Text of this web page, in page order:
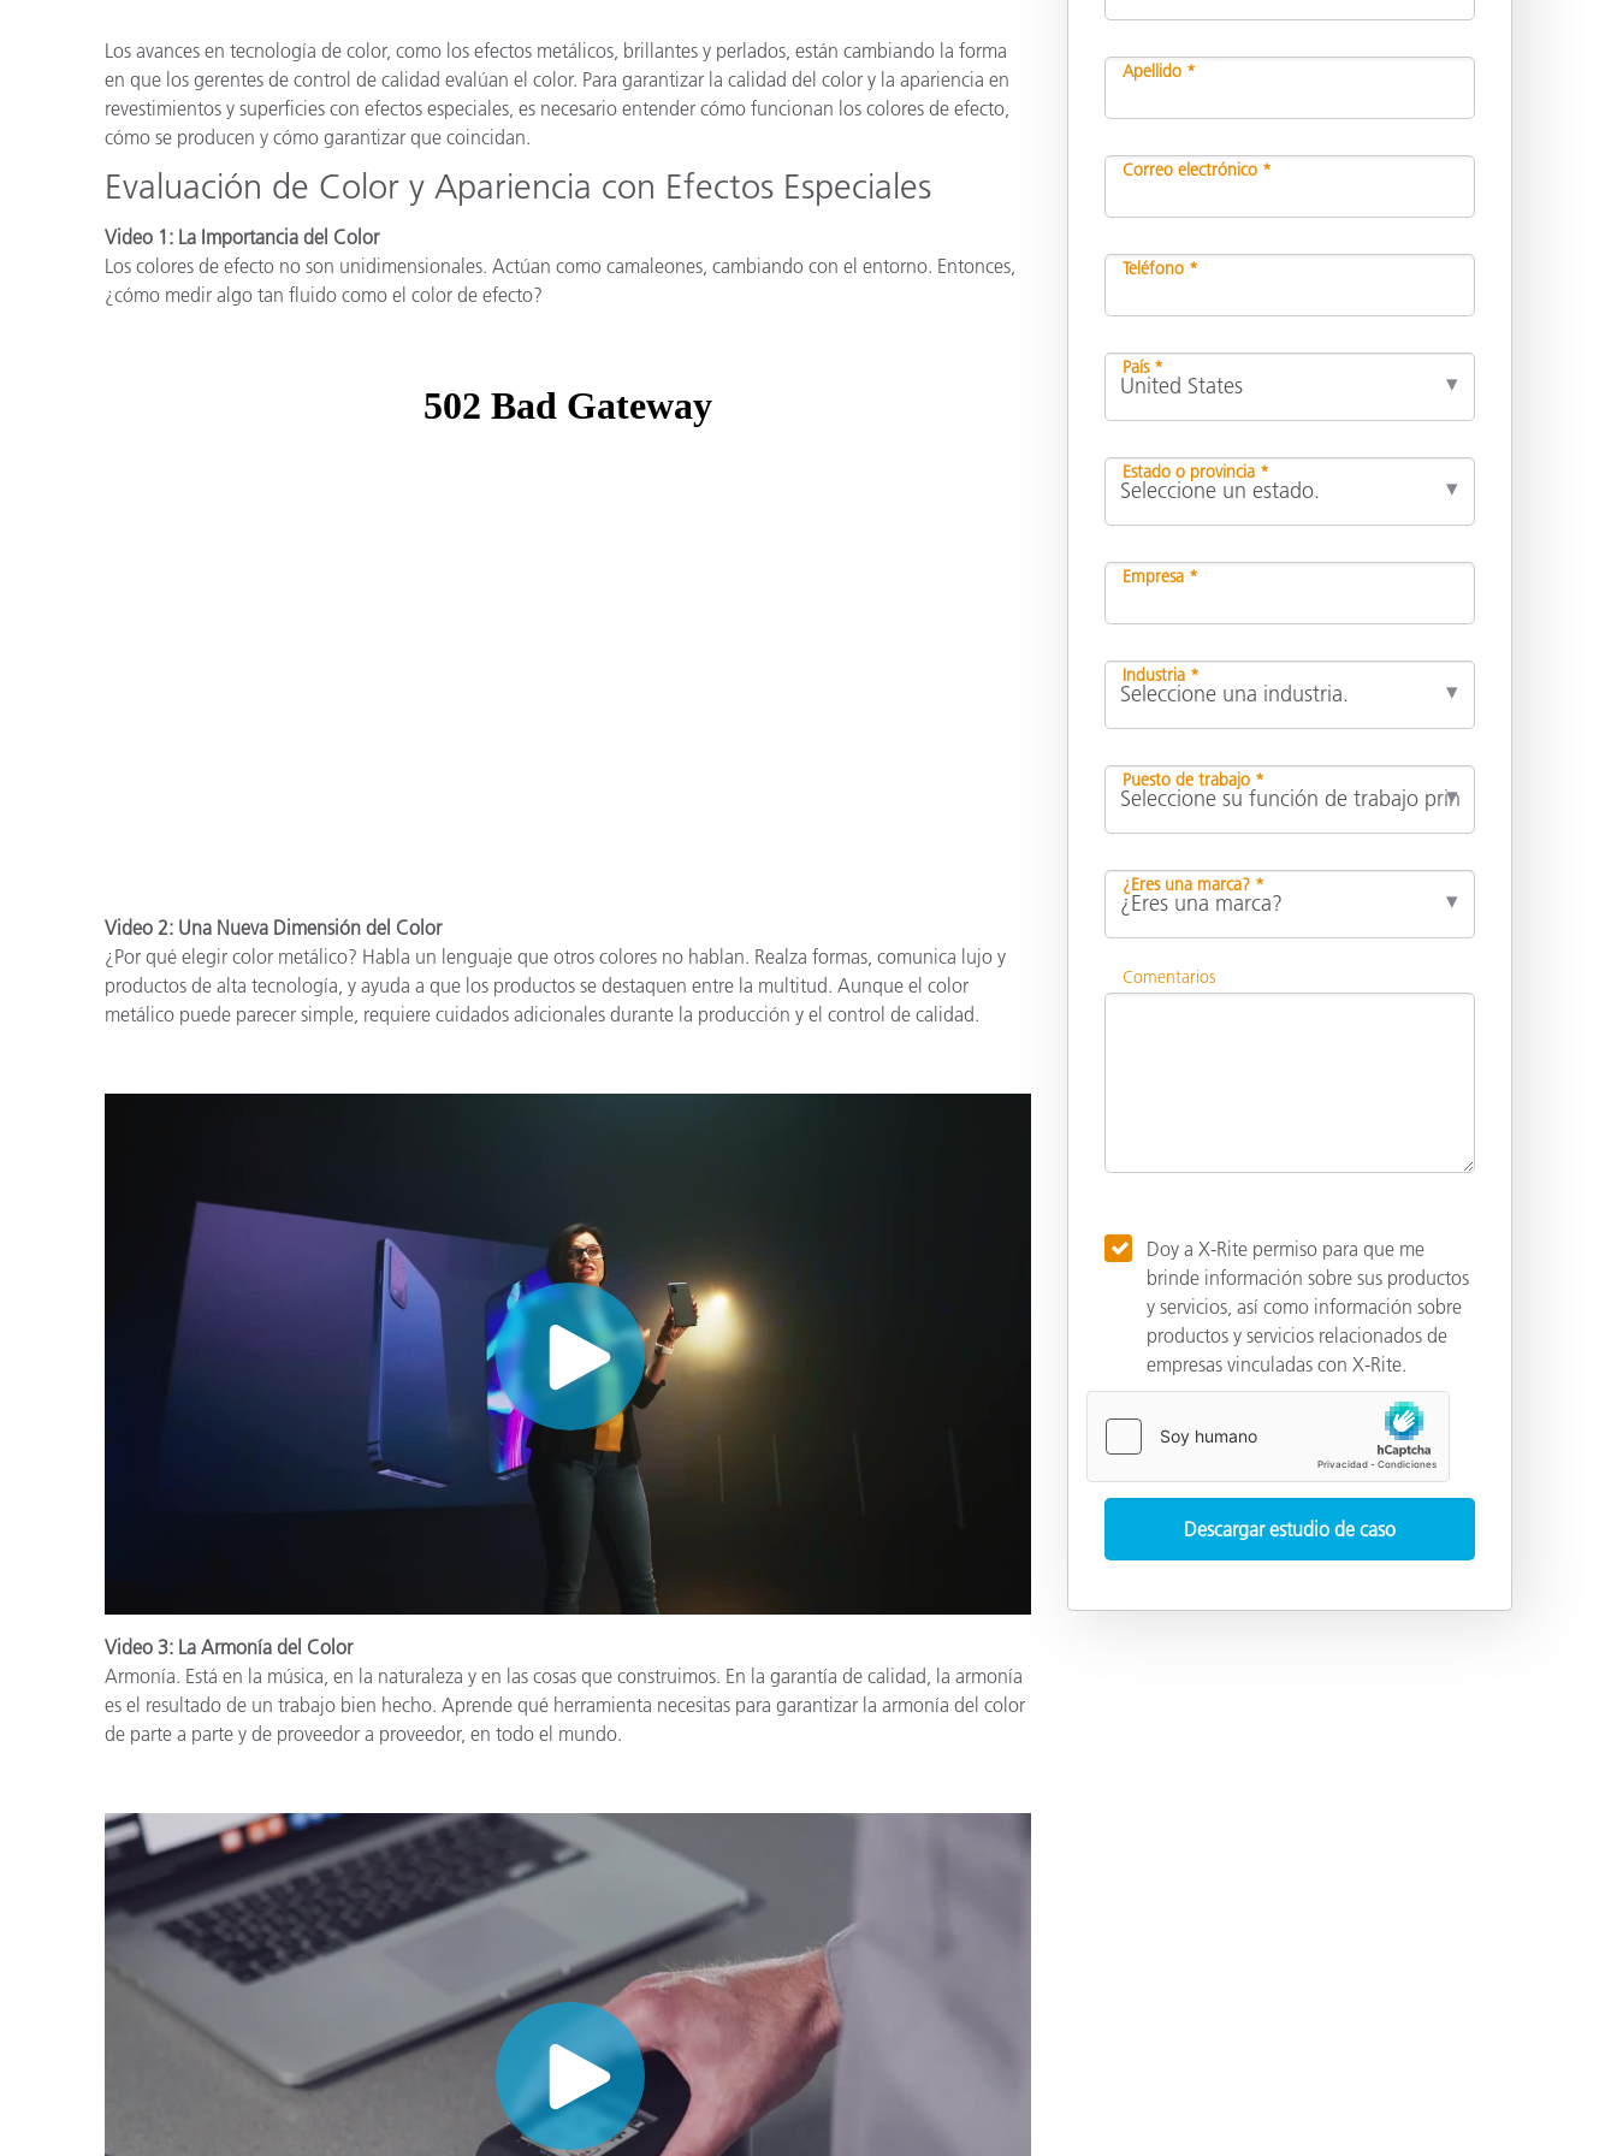
Materiales de Construcción
Los avances en tecnología de color, como los efectos metálicos, brillantes y perlados, están cambiando la forma
en que los gerentes de control de calidad evalúan el color. Para garantizar la calidad del color y la apariencia en
revestimientos y superficies con efectos especiales, es necesario entender cómo funcionan los colores de efecto,
cómo se producen y cómo garantizar que coincidan.
Evaluación de Color y Apariencia con Efectos Especiales
Video 1: La Importancia del Color
Los colores de efecto no son unidimensionales. Actúan como camaleones, cambiando con el entorno. Entonces,
¿cómo medir algo tan fluido como el color de efecto?
Video 2: Una Nueva Dimensión del Color
¿Por qué elegir color metálico? Habla un lenguaje que otros colores no hablan. Realza formas, comunica lujo y
productos de alta tecnología, y ayuda a que los productos se destaquen entre la multitud. Aunque el color
metálico puede parecer simple, requiere cuidados adicionales durante la producción y el control de calidad.
Video 3: La Armonía del Color
Armonía. Está en la música, en la naturaleza y en las cosas que construimos. En la garantía de calidad, la armonía
es el resultado de un trabajo bien hecho. Aprende qué herramienta necesitas para garantizar la armonía del color
de parte a parte y de proveedor a proveedor, en todo el mundo.
Apellido *
Correo electrónico *
Teléfono *
País *
Estado o provincia *
Empresa *
Industria *
Puesto de trabajo *
¿Eres una marca? *
Comentarios
Doy a X-Rite permiso para que me
brinde información sobre sus productos
y servicios, así como información sobre
productos y servicios relacionados de
empresas vinculadas con X-Rite.